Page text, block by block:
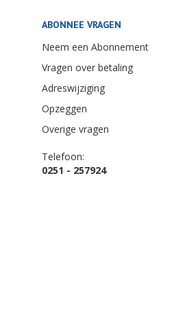
ABONNEE VRAGEN
Neem een Abonnement
Vragen over betaling
Adreswijziging
Opzeggen
Overige vragen
Telefoon:
0251 - 257924